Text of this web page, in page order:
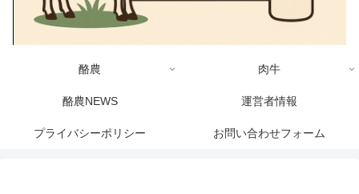
酪農 肉牛
酪農NEWS 運営者情報
プライバシーポリシー お問い合わせフォーム